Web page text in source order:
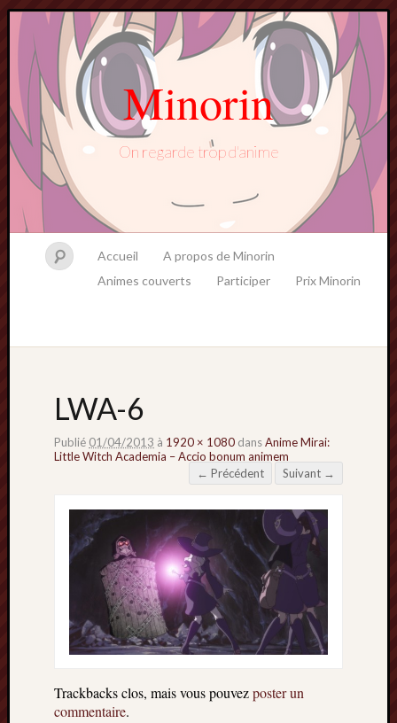
Minorin
On regarde trop d'anime
Accueil
A propos de Minorin
Animes couverts
Participer Prix Minorin
LWA-6
Publié 01/04/2013 à 1920 × 1080 dansAnime Mirai:
Little Witch Academia – Accio bonum animem
← Précédent
Suivant →
Trackbacks clos, mais vous pouvezposter un
commentaire.